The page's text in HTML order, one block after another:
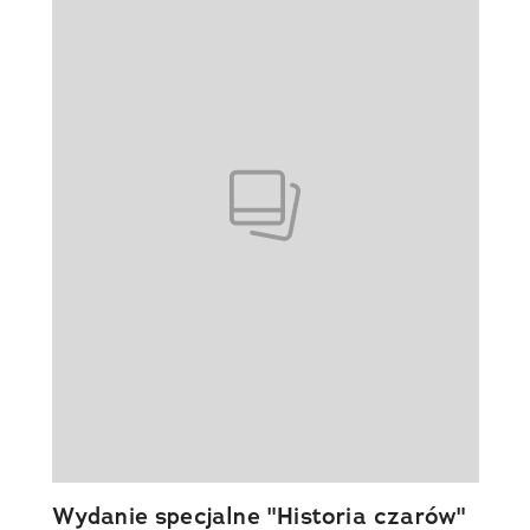
Wydanie specjalne "Historia czarów"